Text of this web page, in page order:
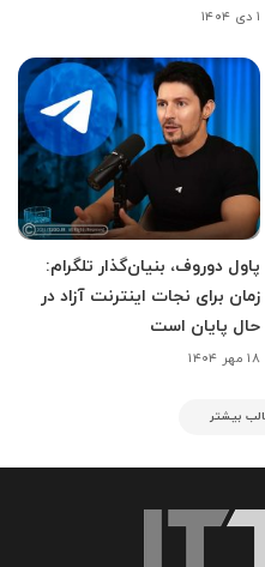
۱ دی ۱۴۰۴
پاول دوروف، بنیان‌گذار تلگرام:
زمان برای نجات اینترنت آزاد در
حال پایان است
۱۸ مهر ۱۴۰۴
بیشتر